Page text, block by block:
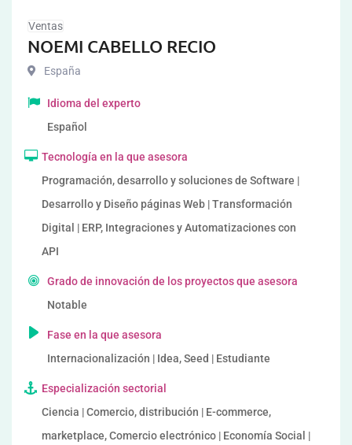
Ventas
NOEMI CABELLO RECIO
España
Idioma del experto
Español
Tecnología en la que asesora
Programación, desarrollo y soluciones de Software |
Desarrollo y Diseño páginas Web | Transformación
Digital | ERP, Integraciones y Automatizaciones con
API
Grado de innovación de los proyectos que asesora
Notable
Fase en la que asesora
Internacionalización | Idea, Seed | Estudiante
Especialización sectorial
Ciencia | Comercio, distribución | E-commerce,
marketplace, Comercio electrónico | Economía Social |